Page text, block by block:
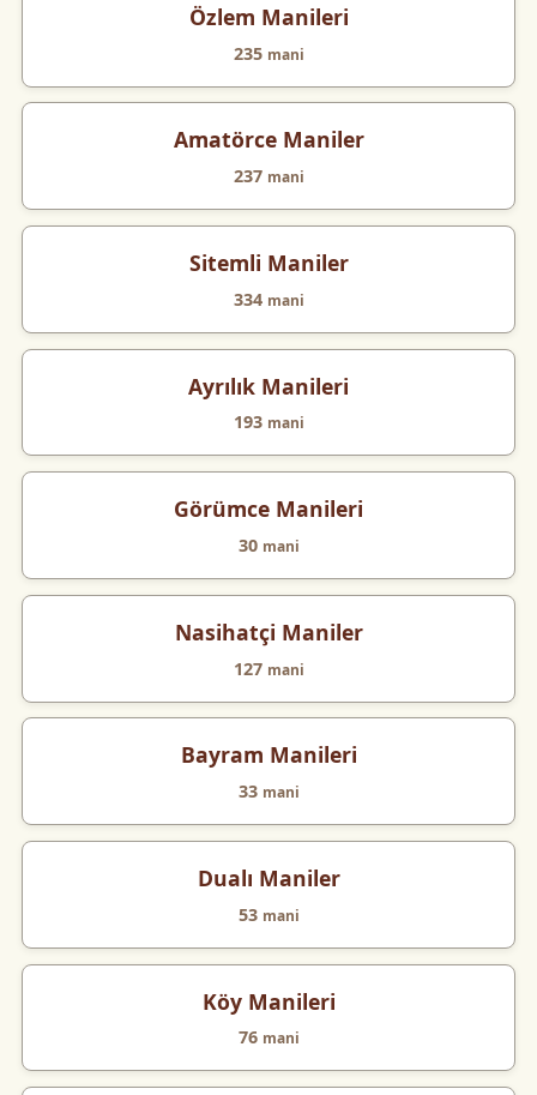
Özlem Manileri
235 mani
Amatörce Maniler
237 mani
Sitemli Maniler
334 mani
Ayrılık Manileri
193 mani
Görümce Manileri
30 mani
Nasihatçi Maniler
127 mani
Bayram Manileri
33 mani
Dualı Maniler
53 mani
Köy Manileri
76 mani